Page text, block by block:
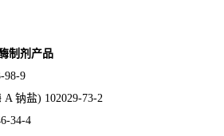
制剂产品
98-9
钠盐) 102029-73-2
34-4